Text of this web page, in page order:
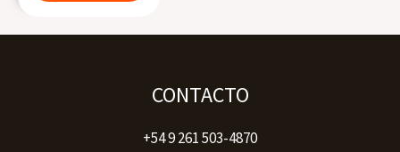
página
CONTACTO
+54 9 261 503-4870